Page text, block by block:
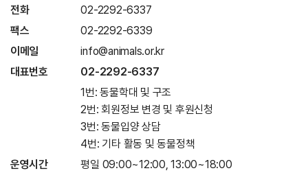
전화
02-2292-6337
팩스
02-2292-6339
이메일
info@animals.or.kr
대표번호
02-2292-6337
1번: 동물학대 및 구조
2번: 회원정보 변경 및 후원신청
3번: 동물입양 상담
4번: 기타 활동 및 동물정책
운영시간
평일 09:00~12:00, 13:00~18:00